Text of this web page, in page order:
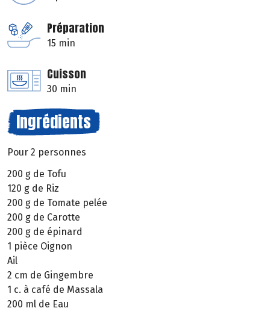
Préparation
15 min
Cuisson
30 min
Ingrédients
Pour 2 personnes
200 g de Tofu
120 g de Riz
200 g de Tomate pelée
200 g de Carotte
200 g de épinard
1 pièce Oignon
Ail
2 cm de Gingembre
1 c. à café de Massala
200 ml de Eau